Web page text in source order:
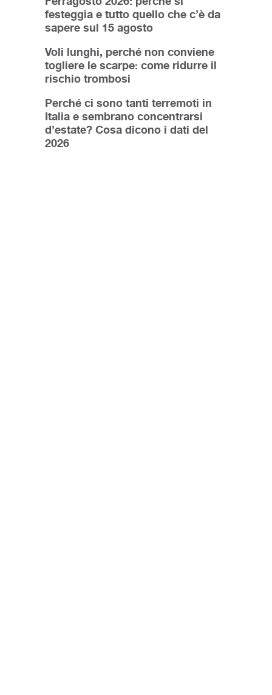
festeggia e tutto quello che c’è da
sapere sul 15 agosto
Voli lunghi, perché non conviene
togliere le scarpe: come ridurre il
rischio trombosi
Perché ci sono tanti terremoti in
Italia e sembrano concentrarsi
d’estate? Cosa dicono i dati del
2026